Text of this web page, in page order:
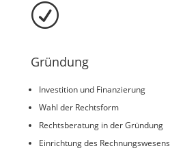
R
Gründung
Investition und Finanzierung
Wahl der Rechtsform
Rechtsberatung in der Gründung
Einrichtung des Rechnungswesens